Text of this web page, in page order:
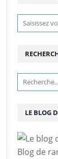
LE BLOG
Blog de